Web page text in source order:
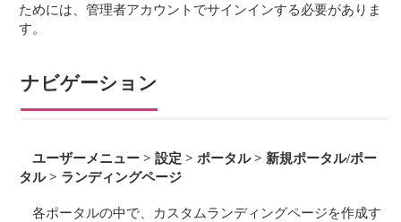
ためには、管理者アカウントでサインインする必要がありま
す。
ナビゲーション
ユーザーメニュー > 設定 > ポータル > 新規ポータル/ポー
タル > ランディングページ
各ポータルの中で、カスタムランディングページを作成す